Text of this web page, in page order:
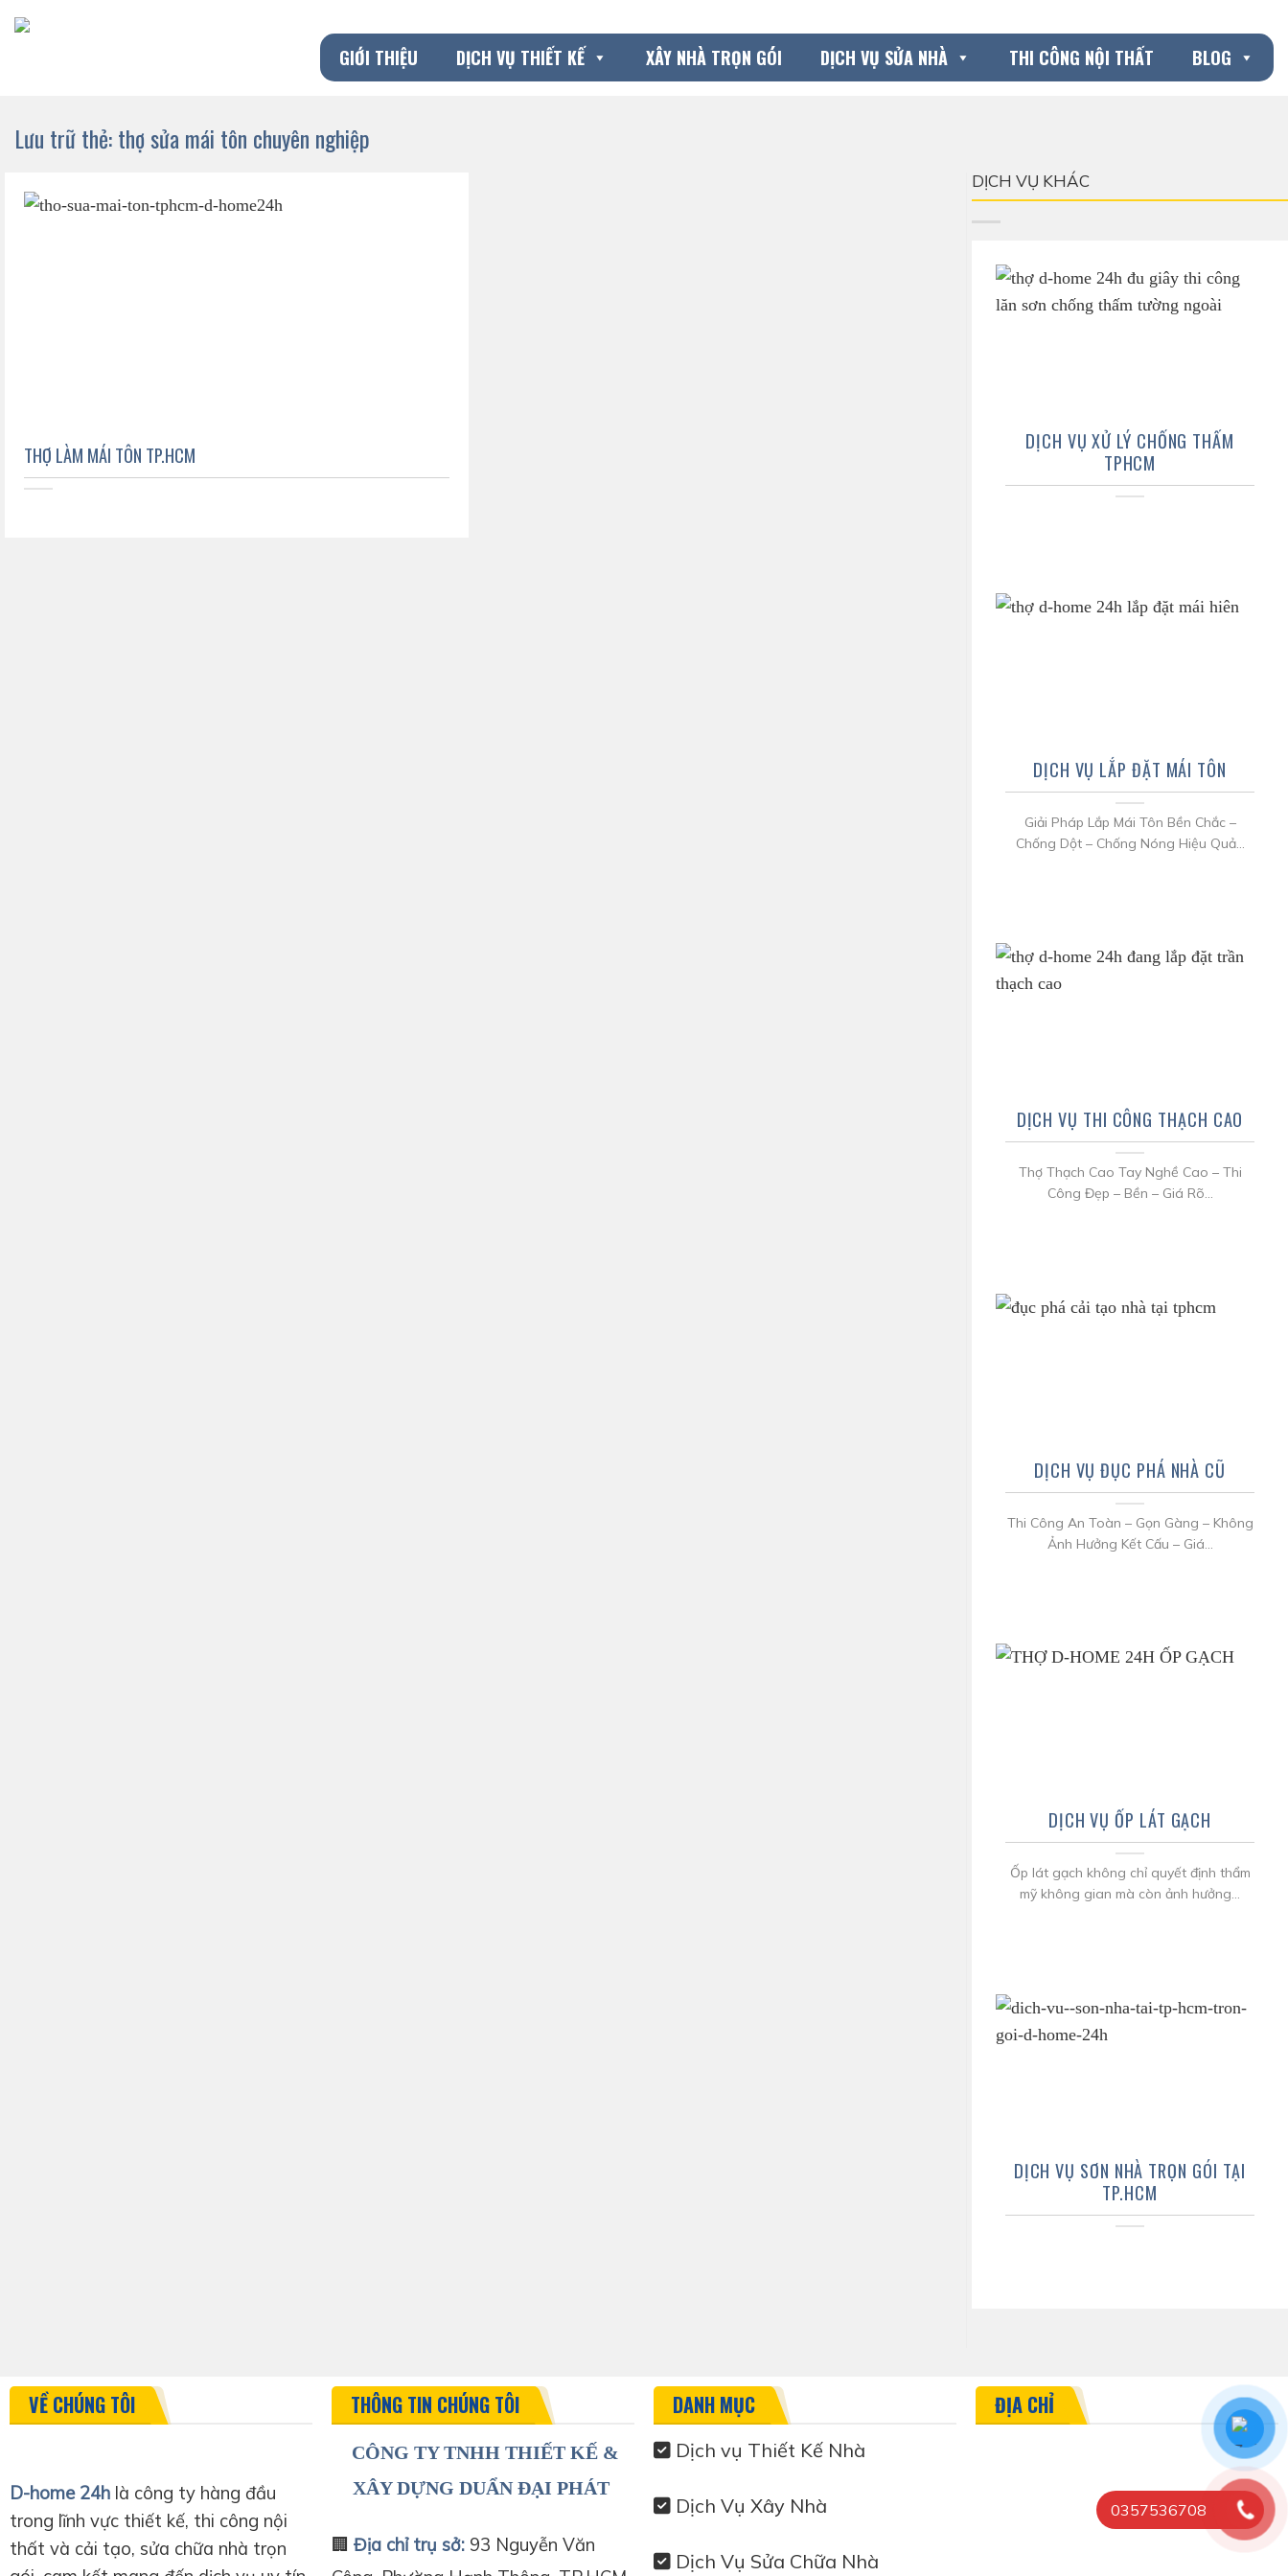
Chuyển
đến
GIỚI THIỆU DỊCH VỤ THIẾT KẾ XÂY NHÀ TRỌN GÓI DỊCH VỤ SỬA NHÀ THI CÔNG NỘI THẤT BLOG
Lưu trữ thẻ:thợ sửa mái tôn chuyên nghiệp
THỢ LÀM MÁI TÔN TP.HCM
DỊCH VỤ KHÁC
DỊCH VỤ XỬ LÝ CHỐNG THẤM
TPHCM
DỊCH VỤ LẮP ĐẶT MÁI TÔN
Giải Pháp Lắp Mái Tôn Bền Chắc –
Chống Dột – Chống Nóng Hiệu Quả...
DỊCH VỤ THI CÔNG THẠCH CAO
Thợ Thạch Cao Tay Nghề Cao – Thi
Công Đẹp – Bền – Giá Rõ...
DỊCH VỤ ĐỤC PHÁ NHÀ CŨ
Thi Công An Toàn – Gọn Gàng – Không
Ảnh Hưởng Kết Cấu – Giá...
DỊCH VỤ ỐP LÁT GẠCH
Ốp lát gạch không chỉ quyết định thẩm
mỹ không gian mà còn ảnh hưởng...
DỊCH VỤ SƠN NHÀ TRỌN GÓI TẠI
TP.HCM
VỀ CHÚNG TÔI
D-home 24h là công ty hàng đầu
trong lĩnh vực thiết kế, thi công nội
thất và cải tạo, sửa chữa nhà trọn
THÔNG TIN CHÚNG TÔI
CÔNG TY TNHH THIẾT KẾ &
XÂY DỰNG DUẨN ĐẠI PHÁT
🏢 Địa chỉ trụ sở: 93 Nguyễn Văn
DANH MỤC
Dịch vụ Thiết Kế Nhà
Dịch Vụ Xây Nhà
Dịch Vụ Sửa Chữa Nhà
ĐỊA CHỈ
0357536708